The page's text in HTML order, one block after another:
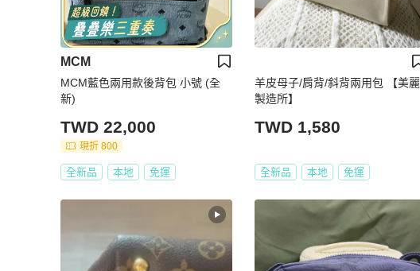
MCM
MCM藍色兩用款後背包 小號 (全
新)
TWD 22,000
現折 800
全新品 本地 免運
羊皮母子/肩背/斜背兩用包 【美麗
製造所】
TWD 1,580
全新品 本地 免運